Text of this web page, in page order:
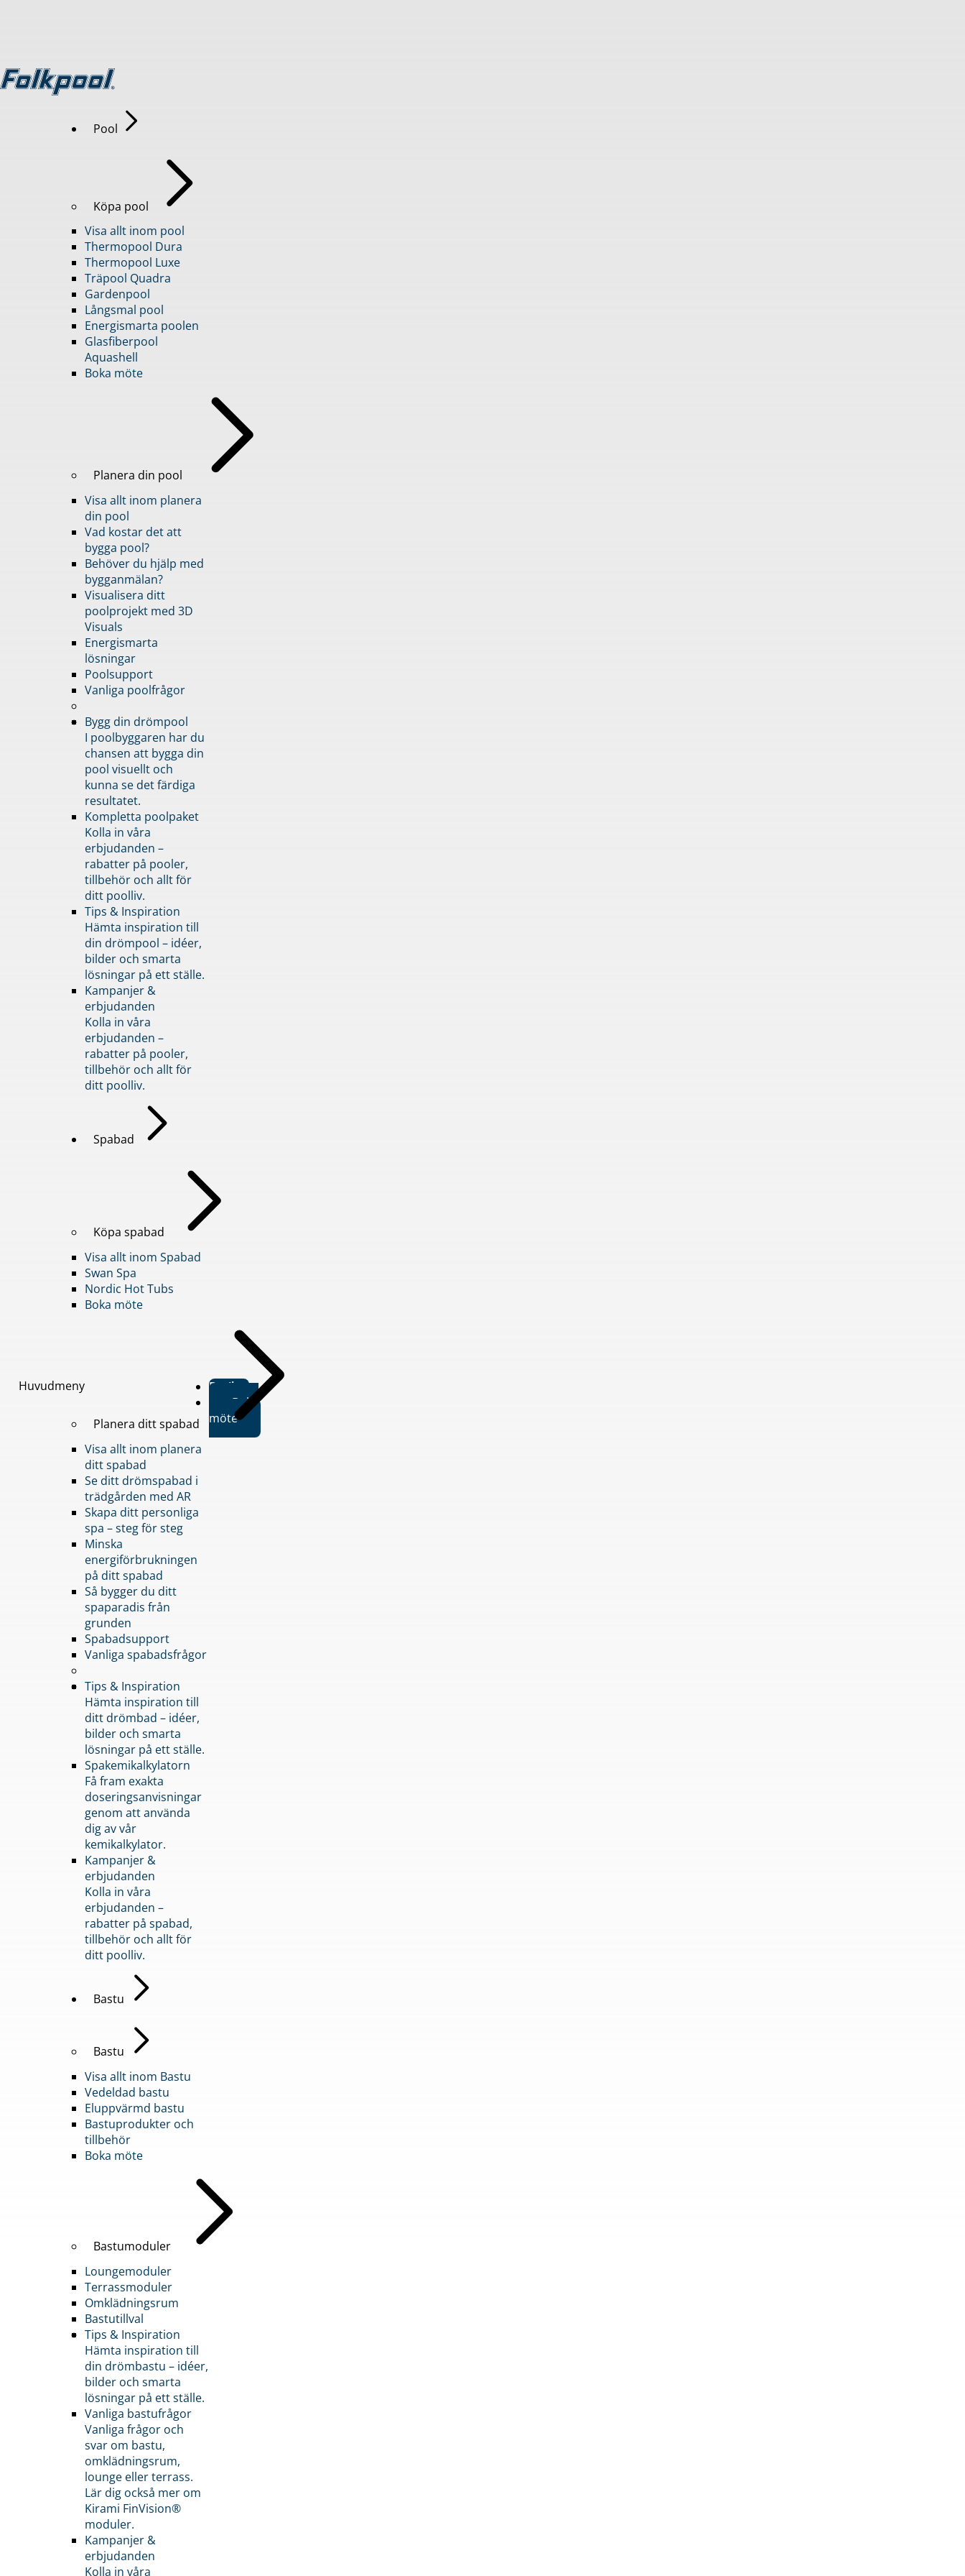
Huvudmeny
Pool
Köpa pool
Visa allt inom pool
Thermopool Dura
Thermopool Luxe
Träpool Quadra
Gardenpool
Långsmal pool
Energismarta poolen
Glasfiberpool
Aquashell
Boka möte
Planera din pool
Visa allt inom planera
din pool
Vad kostar det att
bygga pool?
Behöver du hjälp med
bygganmälan?
Visualisera ditt
poolprojekt med 3D
Visuals
Energismarta
lösningar
Poolsupport
Vanliga poolfrågor
Bygg din drömpool
I poolbyggaren har du
chansen att bygga din
pool visuellt och
kunna se det färdiga
resultatet.
Kompletta poolpaket
Kolla in våra
erbjudanden –
rabatter på pooler,
tillbehör och allt för
ditt poolliv.
Tips & Inspiration
Hämta inspiration till
din drömpool – idéer,
bilder och smarta
lösningar på ett ställe.
Kampanjer &
erbjudanden
Kolla in våra
erbjudanden –
rabatter på pooler,
tillbehör och allt för
ditt poolliv.
Spabad
Köpa spabad
Visa allt inom Spabad
Swan Spa
Nordic Hot Tubs
Boka möte
Planera ditt spabad
Visa allt inom planera
ditt spabad
Se ditt drömspabad i
trädgården med AR
Skapa ditt personliga
spa – steg för steg
Minska
energiförbrukningen
på ditt spabad
Så bygger du ditt
spaparadis från
grunden
Spabadsupport
Vanliga spabadsfrågor
Tips & Inspiration
Hämta inspiration till
ditt drömbad – idéer,
bilder och smarta
lösningar på ett ställe.
Spakemikalkylatorn
Få fram exakta
doseringsanvisningar
genom att använda
dig av vår
kemikalkylator.
Kampanjer &
erbjudanden
Kolla in våra
erbjudanden –
rabatter på spabad,
tillbehör och allt för
ditt poolliv.
Bastu
Bastu
Visa allt inom Bastu
Vedeldad bastu
Eluppvärmd bastu
Bastuprodukter och
tillbehör
Boka möte
Bastumoduler
Loungemoduler
Terrassmoduler
Omklädningsrum
Bastutillval
Tips & Inspiration
Hämta inspiration till
din drömbastu – idéer,
bilder och smarta
lösningar på ett ställe.
Vanliga bastufrågor
Vanliga frågor och
svar om bastu,
omklädningsrum,
lounge eller terrass.
Lär dig också mer om
Kirami FinVision®
moduler.
Kampanjer &
erbjudanden
Kolla in våra
Butiker
Boka
möte